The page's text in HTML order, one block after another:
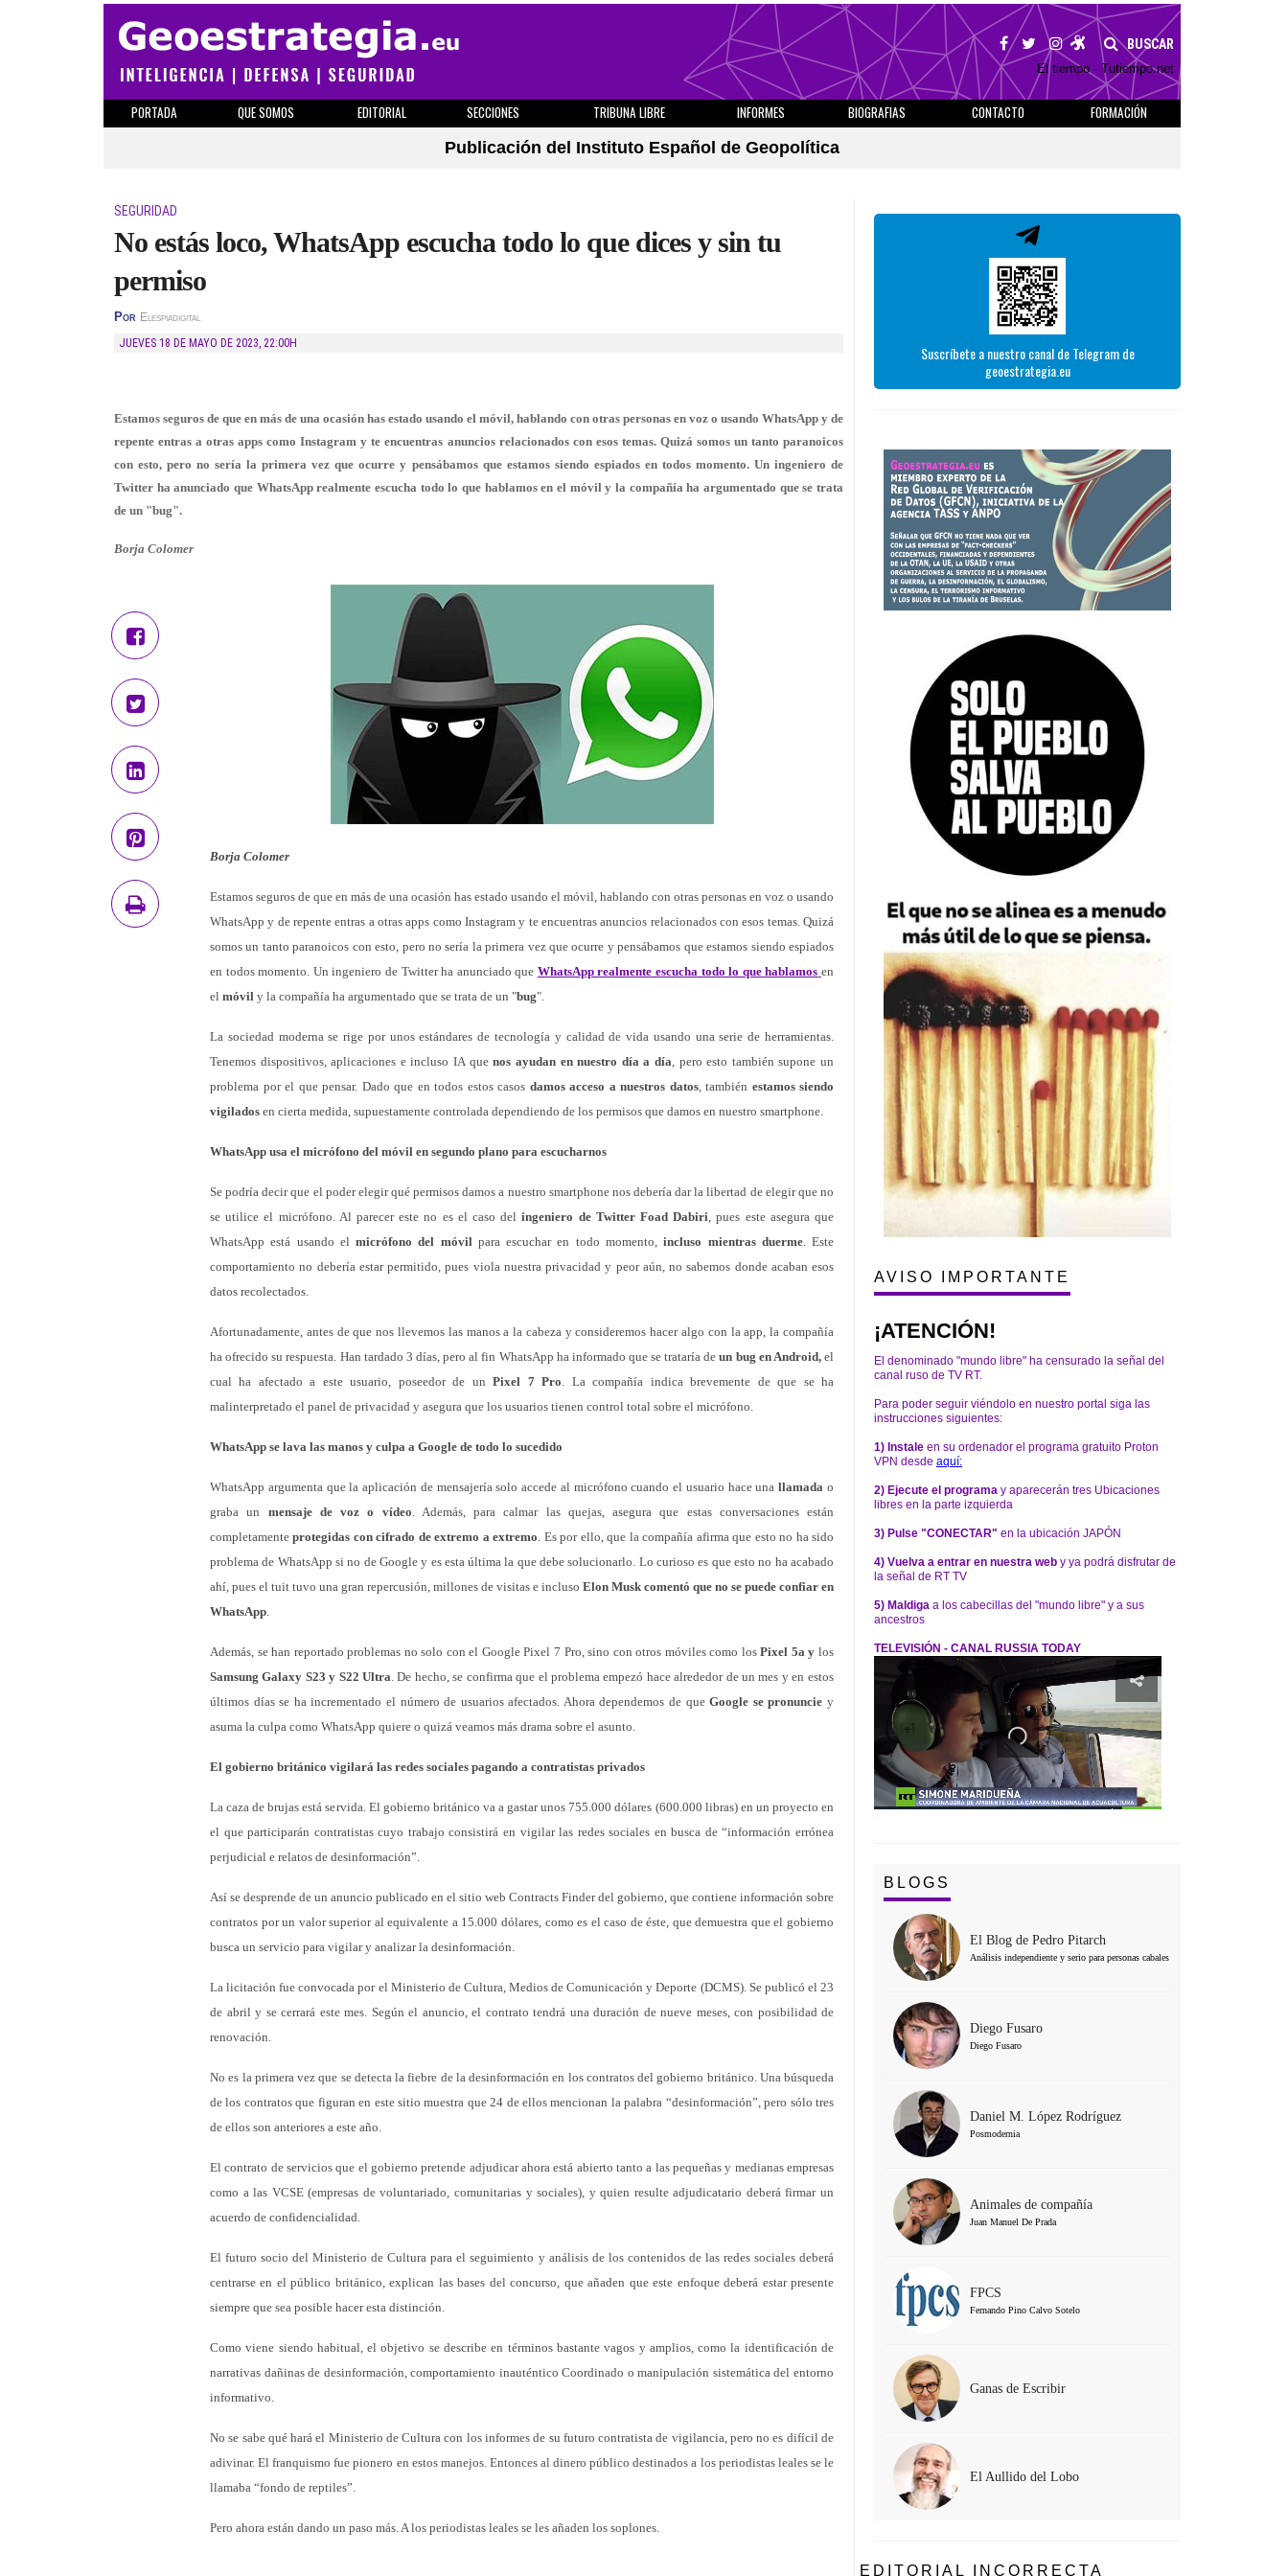
BUSCAR
El tiempo - Tutiempo.net
PORTADA QUE SOMOS EDITORIAL SECCIONES TRIBUNA LIBRE INFORMES BIOGRAFIAS CONTACTO
FORMACIÓN
Publicación del Instituto Español de Geopolítica
SEGURIDAD
No estás loco, WhatsApp escucha todo lo que dices y sin tu
permiso
Por Elespiadigital
JUEVES 18 DE MAYO DE 2023, 22:00H
Estamos seguros de que en más de una ocasión has estado usando el móvil, hablando con otras personas en voz o usando WhatsApp y de
repente entras a otras apps como Instagram y te encuentras anuncios relacionados con esos temas. Quizá somos un tanto paranoicos
con esto, pero no sería la primera vez que ocurre y pensábamos que estamos siendo espiados en todos momento. Un ingeniero de
Twitter ha anunciado que WhatsApp realmente escucha todo lo que hablamosen el móvily la compañía ha argumentado que se trata
de un "bug".
Borja Colomer
Borja Colomer
Estamos seguros de que en más de una ocasión has estado usando el móvil, hablando con otras personas en voz o usando
WhatsApp y de repente entras a otras apps como Instagram y te encuentras anuncios relacionados con esos temas. Quizá
somos un tanto paranoicos con esto, pero no sería la primera vez que ocurre y pensábamos que estamos siendo espiados
en todos momento. Un ingeniero de Twitter ha anunciado que WhatsApp realmente escucha todo lo que hablamos en
el móvil y la compañía ha argumentado que se trata de un "bug".
La sociedad moderna se rige por unos estándares de tecnología y calidad de vida usando una serie de herramientas.
Tenemos dispositivos, aplicaciones e incluso IA quenos ayudan en nuestro día a día, pero esto también supone un
problema por el que pensar. Dado que en todos estos casos damos acceso a nuestros datos, también estamos siendo
vigilados en cierta medida, supuestamente controlada dependiendo de los permisos que damos en nuestro smartphone.
WhatsApp usa el micrófono del móvil en segundo plano para escucharnos
Se podría decir que el poder elegir qué permisos damos a nuestro smartphone nos debería dar la libertad de elegir que no
se utilice el micrófono. Al parecer este no es el caso delingeniero de Twitter Foad Dabiri, pues este asegura que
WhatsApp está usando elmicrófono del móvilpara escuchar en todo momento,incluso mientras duerme. Este
comportamiento no debería estar permitido, pues viola nuestra privacidad y peor aún, no sabemos donde acaban esos
datos recolectados.
Afortunadamente, antes de que nos llevemos las manos a la cabeza y consideremos hacer algo con la app, la compañía
ha ofrecido su respuesta. Han tardado 3 días, pero al fin WhatsApp ha informado que se trataría deun bug en Android,el
cual ha afectado a este usuario, poseedor de unPixel 7 Pro. La compañía indica brevemente de que se ha
malinterpretado el panel de privacidad y asegura que los usuarios tienen control total sobre el micrófono.
WhatsApp se lava las manos y culpa a Google de todo lo sucedido
WhatsApp argumenta que la aplicación de mensajería solo accede al micrófono cuando el usuario hace unallamada o
graba un mensaje de voz o vídeo. Además, para calmar las quejas, asegura que estas conversaciones están
completamente protegidas con cifrado de extremo a extremo. Es por ello, que la compañía afirma que esto no ha sido
problema de WhatsApp si no de Google y es esta última la que debe solucionarlo. Lo curioso es que esto no ha acabado
ahí, pues el tuit tuvo una gran repercusión, millones de visitas e incluso Elon Musk comentó que no se puede confiar en
WhatsApp.
Además, se han reportado problemas no solo con el Google Pixel 7 Pro, sino con otros móviles como losPixel 5a y los
Samsung Galaxy S23 y S22 Ultra. De hecho, se confirma que el problema empezó hace alrededor de un mes y en estos
últimos días se ha incrementado el número de usuarios afectados. Ahora dependemos de queGoogle se pronuncie y
asuma la culpa como WhatsApp quiere o quizá veamos más drama sobre el asunto.
El gobierno británico vigilará las redes sociales pagando a contratistas privados
La caza de brujas está servida. El gobierno británico va a gastar unos 755.000 dólares (600.000 libras) en un proyecto en
el que participarán contratistas cuyo trabajo consistirá en vigilar las redes sociales en busca de “información errónea
perjudicial e relatos de desinformación”.
Así se desprende de un anuncio publicado en el sitio web Contracts Finder del gobierno, que contiene información sobre
contratos por un valor superior al equivalente a 15.000 dólares, como es el caso de éste, que demuestra que el gobierno
busca un servicio para vigilar y analizar la desinformación.
La licitación fue convocada por el Ministerio de Cultura, Medios de Comunicación y Deporte (DCMS). Se publicó el 23
de abril y se cerrará este mes. Según el anuncio, el contrato tendrá una duración de nueve meses, con posibilidad de
renovación.
No es la primera vez que se detecta la fiebre de la desinformación en los contratos del gobierno británico. Una búsqueda
de los contratos que figuran en este sitio muestra que 24 de ellos mencionan la palabra “desinformación”, pero sólo tres
de ellos son anteriores a este año.
El contrato de servicios que el gobierno pretende adjudicar ahora está abierto tanto a las pequeñas y medianas empresas
como a las VCSE (empresas de voluntariado, comunitarias y sociales), y quien resulte adjudicatario deberá firmar un
acuerdo de confidencialidad.
El futuro socio del Ministerio de Cultura para el seguimiento y análisis de los contenidos de las redes sociales deberá
centrarse en el público británico, explican las bases del concurso, que añaden que este enfoque deberá estar presente
siempre que sea posible hacer esta distinción.
Como viene siendo habitual, el objetivo se describe en términos bastante vagos y amplios, como la identificación de
narrativas dañinas de desinformación, comportamiento inauténtico Coordinado o manipulación sistemática del entorno
informativo.
No se sabe qué hará el Ministerio de Cultura con los informes de su futuro contratista de vigilancia, pero no es difícil de
adivinar. El franquismo fue pionero en estos manejos. Entonces al dinero público destinados a los periodistas leales se le
llamaba “fondo de reptiles”.
Pero ahora están dando un paso más. A los periodistas leales se les añaden los soplones.
Suscríbete a nuestro canal de Telegram de
geoestrategia.eu
AVISO IMPORTANTE
¡ATENCIÓN!
El denominado "mundo libre" ha censurado la señal del
canal ruso de TV RT.
Para poder seguir viéndolo en nuestro portal siga las
instrucciones siguientes:
1) Instale en su ordenador el programa gratuito Proton
VPN desde aquí:
2) Ejecute el programa y aparecerán tres Ubicaciones
libres en la parte izquierda
3) Pulse "CONECTAR" en la ubicación JAPÓN
4) Vuelva a entrar en nuestra web y ya podrá disfrutar de
la señal de RT TV
5) Maldiga a los cabecillas del "mundo libre" y a sus
ancestros
TELEVISIÓN - CANAL RUSSIA TODAY
BLOGS
El Blog de Pedro Pitarch
Análisis independiente y serio para personas cabales
Diego Fusaro
Diego Fusaro
Daniel M. López Rodríguez
Posmodernia
Animales de compañía
Juan Manuel De Prada
FPCS
Fernando Pino Calvo Sotelo
Ganas de Escribir
El Aullido del Lobo
EDITORIAL INCORRECTA